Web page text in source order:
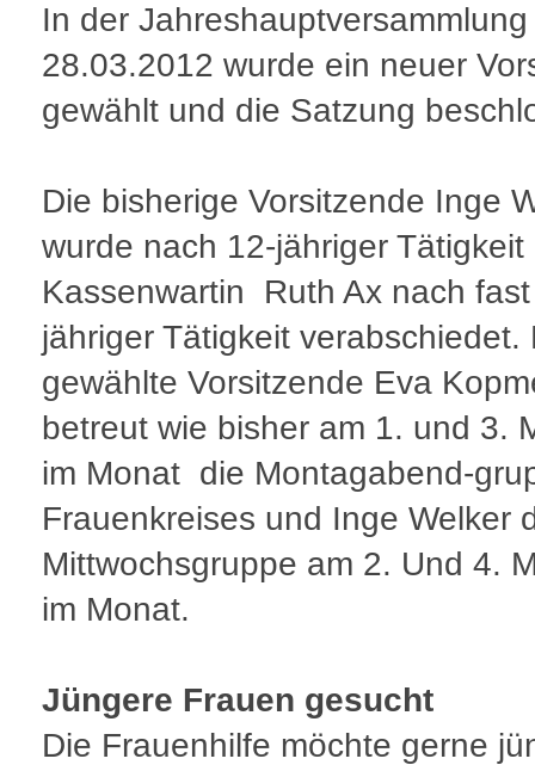
In der
28.03.2012 wurde ein neuer
gewählt und die Satzung
Die bisherige Vorsitzende Inge
wurde nach 12-jähriger Tätigkeit
Kassenwartin Ruth Ax nach
jähriger Tätigkeit verabschiedet.
gewählte Vorsitzende Eva
betreut wie bisher am 1. und 3.
im Monat die Montagabend-
Frauenkreises und Inge Welker
Mittwochsgruppe am 2. Und 4.
im Monat.
Jüngere Frauen gesucht
Die Frauenhilfe möchte gerne